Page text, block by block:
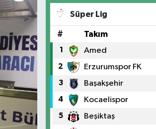
Süper Lig
# Takım
1 Amed
2 Erzurumspor FK
3 Başakşehir
4 Kocaelispor
5 Beşiktaş